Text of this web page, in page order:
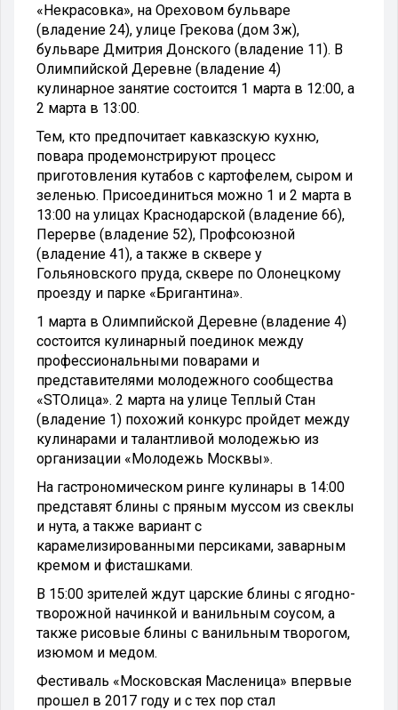
«Некрасовка», на Ореховом бульваре
(владение 24), улице Грекова (дом 3ж),
бульваре Дмитрия Донского (владение 11). В
Олимпийской Деревне (владение 4)
кулинарное занятие состоится 1 марта в 12:00, а
2 марта в 13:00.
Тем, кто предпочитает кавказскую кухню,
повара продемонстрируют процесс
приготовления кутабов с картофелем, сыром и
зеленью. Присоединиться можно 1 и 2 марта в
13:00 на улицах Краснодарской (владение 66),
Перерве (владение 52), Профсоюзной
(владение 41), а также в сквере у
Гольяновского пруда, сквере по Олонецкому
проезду и парке «Бригантина».
1 марта в Олимпийской Деревне (владение 4)
состоится кулинарный поединок между
профессиональными поварами и
представителями молодежного сообщества
«STOлица». 2 марта на улице Теплый Стан
(владение 1) похожий конкурс пройдет между
кулинарами и талантливой молодежью из
организации «Молодежь Москвы».
На гастрономическом ринге кулинары в 14:00
представят блины с пряным муссом из свеклы
и нута, а также вариант с
карамелизированными персиками, заварным
кремом и фисташками.
В 15:00 зрителей ждут царские блины с ягодно-
творожной начинкой и ванильным соусом, а
также рисовые блины с ванильным творогом,
изюмом и медом.
Фестиваль «Московская Масленица» впервые
прошел в 2017 году и с тех пор стал